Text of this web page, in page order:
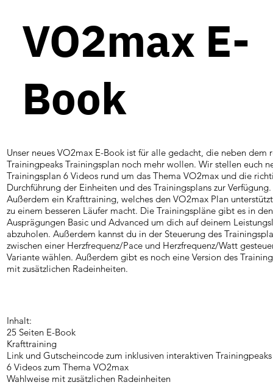
VO2max E-
Book
Inhalt:
25 Seiten E-Book
Krafttraining
Link und Gutscheincode zum inklusiven interaktiven
6 Videos zum Thema VO2max
Wahlweise mit zusätzlichen Radeinheiten
Unser neues VO2max E-Book ist für alle gedacht, die neben dem
Trainingpeaks Trainingsplan noch mehr wollen. Wir stellen euch
Trainingsplan 6 Videos rund um das Thema VO2max und die
Durchführung der Einheiten und des Trainingsplans zur Verfügung.
Außerdem ein Krafttraining, welches den VO2max Plan
zu einem besseren Läufer macht. Die Trainingspläne gibt es in den
Ausprägungen Basic und Advanced um dich auf deinem
abzuholen. Außerdem kannst du in der Steuerung des
zwischen einer Herzfrequenz/Pace und Herzfrequenz/Watt
Variante wählen. Außerdem gibt es noch eine Version des
mit zusätzlichen Radeinheiten.